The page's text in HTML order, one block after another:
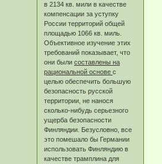
в 2134 кв. мили в качестве
компенсации за уступку
России территорий общей
площадью 1066 кв. миль.
Объективное изучение этих
требований показывает, что
они былисоставлены на
рациональной основес
целью обеспечить большую
безопасность русской
территории, не нанося
сколько-нибудь серьезного
ущерба безопасности
Финляндии. Безусловно, все
это помешало бы Германии
использовать Финляндию в
качестве трамплина для